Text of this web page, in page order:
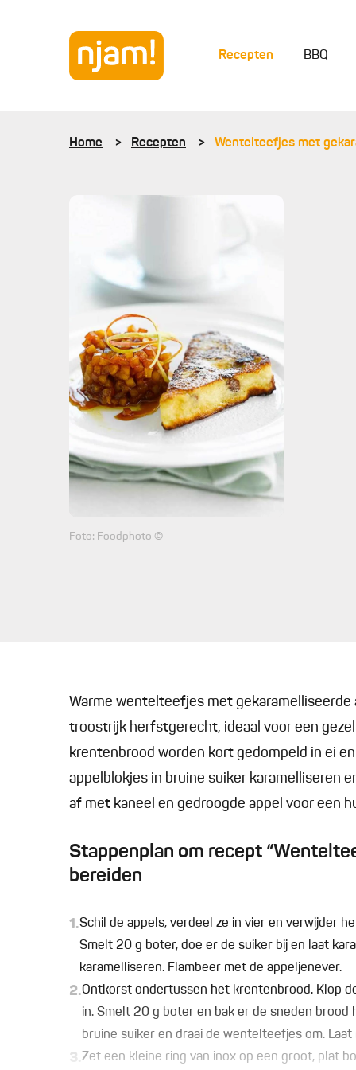
Recepten BBQ
Home Recepten Wentelteefjes met
Foto: Foodphoto ©
Warme wentelteefjes met
troostrijk herfstgerecht, ideaal voor een
krentenbrood worden kort gedompeld in ei
appelblokjes in bruine suiker karamelliseren
af met kaneel en gedroogde appel voor een
Stappenplan om recept
bereiden
1.Schil de appels, verdeel ze in vier en verwijder
Smelt 20 g boter, doe er de suiker bij en laat
karamelliseren. Flambeer met de appeljenever.
2.Ontkorst ondertussen het krentenbrood. Klop
in. Smelt 20 g boter en bak er de sneden brood
bruine suiker en draai de wentelteefjes om. Laat
3. Zet een kleine ring van inox op een groot, plat